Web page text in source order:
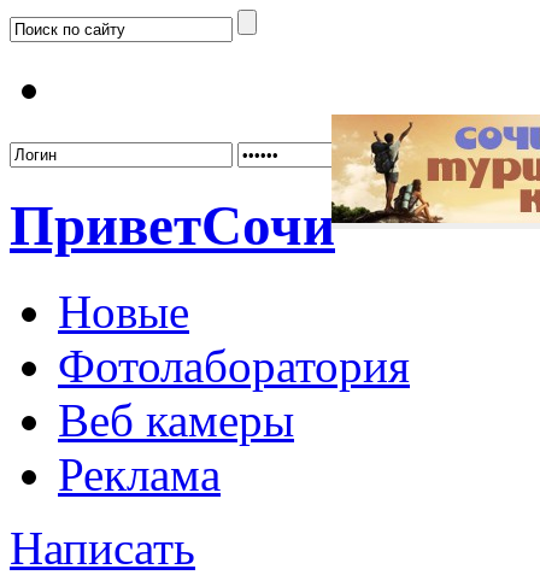
ПриветСочи
Новые
Фотолаборатория
Веб камеры
Реклама
Написать